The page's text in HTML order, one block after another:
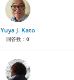
Yuya J. Kato
回答数： 0